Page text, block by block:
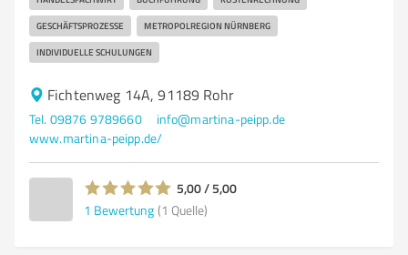
GESCHÄFTSPROZESSE METROPOLREGION NÜRNBERG
INDIVIDUELLE SCHULUNGEN
Fichtenweg 14A, 91189 Rohr
Tel. 09876 9789660
info@martina-peipp.de
www.martina-peipp.de/
5,00 / 5,00
1 Bewertung (1 Quelle)